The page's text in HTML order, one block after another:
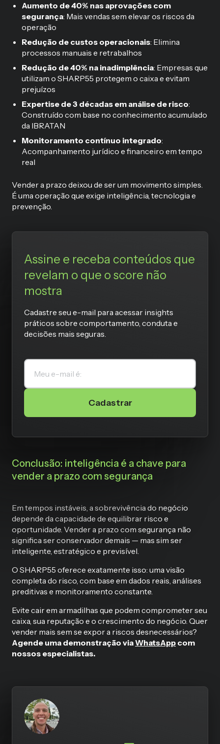
Aumento de 40% nas aprovações com
segurança: Mais vendas sem elevar os riscos da
operação
Redução de custos operacionais: Elimina
processos manuais e retrabalhos
Redução de 40% na inadimplência: Empresas que
utilizam o SHARP55 protegem o caixa e evitam
prejuízos
Expertise de 3 décadas em análise de risco:
Construído com base no conhecimento acumulado
da IBRATAN
Monitoramento contínuo integrado:
Acompanhamento jurídico e financeiro em tempo
real
Vender a prazo deixou de ser um movimento simples.
É uma operação que exige inteligência, tecnologia e
prevenção.
Assine e receba conteúdos que
revelam o que o score não
mostra
Cadastre seu e-mail para acessar insights
práticos sobre comportamento, conduta e
decisões mais seguras.
Cadastrar
Conclusão: inteligência é a chave para
vender a prazo com segurança
Em tempos instáveis, a sobrevivência do negócio
depende da capacidade de equilibrar risco e
oportunidade. Vender a prazo com segurança não
significa ser conservador demais — mas sim ser
inteligente, estratégico e previsível.
O SHARP55 oferece exatamente isso: uma visão
completa do risco, com base em dados reais, análises
preditivas e monitoramento constante.
Evite cair em armadilhas que podem comprometer seu
caixa, sua reputação e o crescimento do negócio. Quer
vender mais sem se expor a riscos desnecessários?
Agende uma demonstração viaWhatsApp com
nossos especialistas.